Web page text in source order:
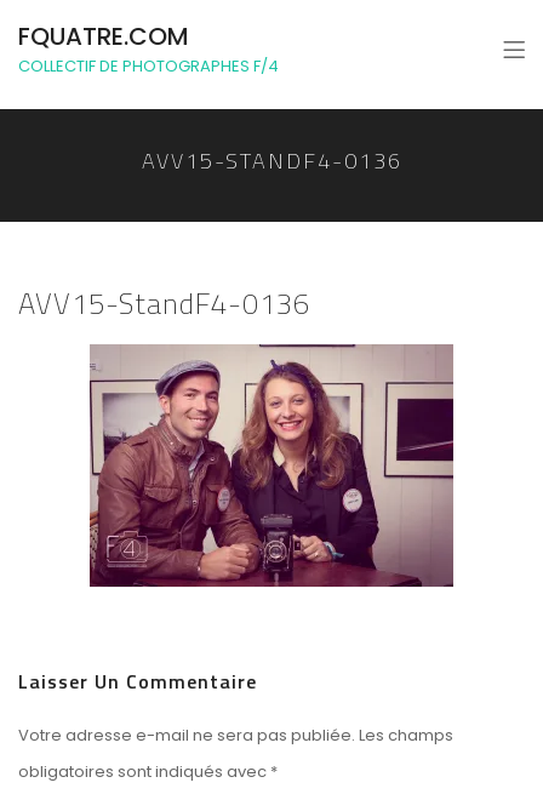
FQUATRE.COM
COLLECTIF DE PHOTOGRAPHES F/4
AVV15-STANDF4-0136
AVV15-StandF4-0136
Laisser Un Commentaire
Votre adresse e-mail ne sera pas publiée. Les champs
obligatoires sont indiqués avec *